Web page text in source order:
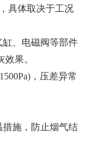
具体取决于工况
、电磁阀等部件
果。
，压差异常
施，防止烟气结